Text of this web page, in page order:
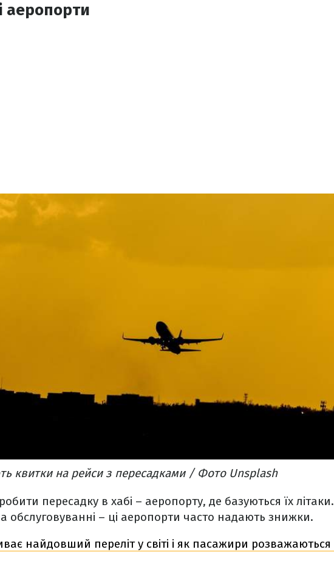
аеропорти
квитки на рейси з пересадками / Фото Unsplash
пересадку в хабі – аеропорту, де базуються їх літаки.
обслуговуванні – ці аеропорти часто надають знижки.
найдовший переліт у світі і як пасажири